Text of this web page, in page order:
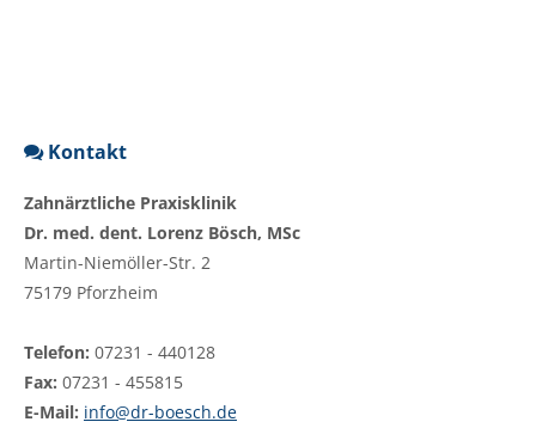
Kontakt
Zahnärztliche Praxisklinik
Dr. med. dent. Lorenz Bösch, MSc
Martin-Niemöller-Str. 2
75179 Pforzheim
Telefon: 07231 - 440128
Fax: 07231 - 455815
E-Mail: info@dr-boesch.de